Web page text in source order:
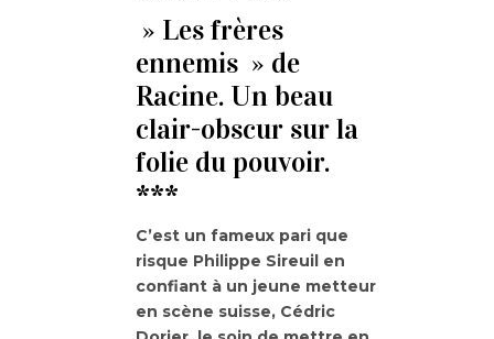
» Les frères
ennemis » de
Racine. Un beau
clair-obscur sur la
folie du pouvoir.
***
C’est un fameux pari que
risque Philippe Sireuil en
confiant à un jeune metteur
en scène suisse, Cédric